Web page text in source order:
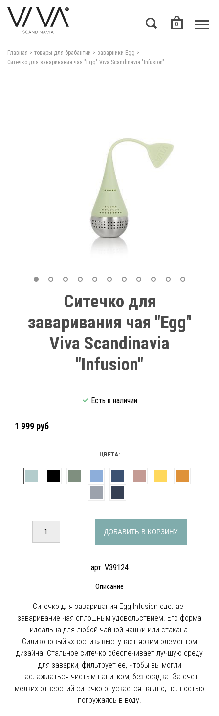
0
Главная товары для брабантии
заварники Egg
Cитечко для заваривания чая "Egg" Viva Scandinavia "Infusion"
Cитечко для
заваривания чая "Egg"
Viva Scandinavia
"Infusion"
Есть в наличии
1 999 руб
ЦВЕТА:
ДОБАВИТЬ В КОРЗИНУ
арт. V39124
Описание
Ситечко для заваривания Egg Infusion сделает
заваривание чая сплошным удовольствием. Его форма
идеальна для любой чайной чашки или стакана.
Силиконовый «хвостик» выступает ярким элементом
дизайна. Стальное ситечко обеспечивает лучшую среду
для заварки, фильтрует ее, чтобы вы могли
наслаждаться чистым напитком, без осадка. За счет
мелких отверстий ситечко опускается на дно, полностью
погружаясь в воду.